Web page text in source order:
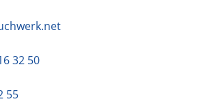
32 50
55